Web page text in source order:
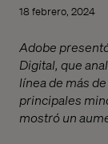
18 febrero, 2024
Adobe
Digital, que
línea de más
principales
mostró un